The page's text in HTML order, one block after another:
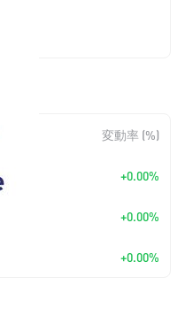
変動率 (%)
+0.00%
+0.00%
+0.00%